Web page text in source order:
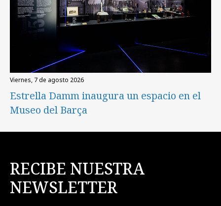
viernes, 7 de agosto 2026
Estrella Damm inaugura un espacio en el
Museo del Barça
RECIBE NUESTRA
NEWSLETTER